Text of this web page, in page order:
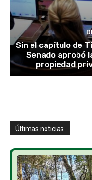
Sin el capítulo de
Senado aprobó
propiedad
Últimas noticias